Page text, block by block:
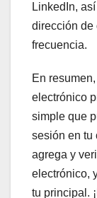
LinkedIn,
dirección de
frecuencia.
En
electrónico
simple que
sesión en tu
agrega y
electrónico,
tu principal.